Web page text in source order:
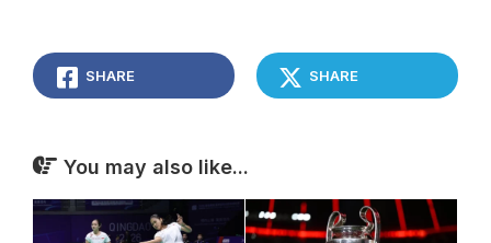
SHARE SHARE
You may also like...